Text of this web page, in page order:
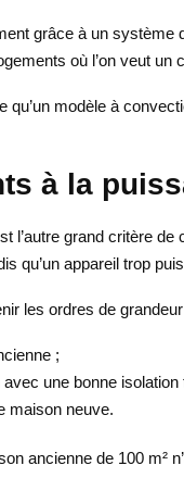
grâce à un
où l’on veut un
qu’un modèle à
à la
l’autre grand critère
qu’un appareil trop
les ordres de
;
une bonne isolation
maison neuve.
ancienne de 100 m²